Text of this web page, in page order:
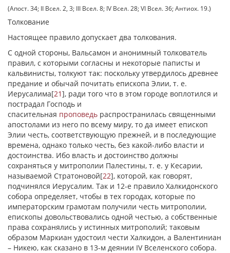
(Апост. 34; II Всел. 2, 3; III Всел. 8; IV Всел. 28; VI Всел. 36; Антиох. 19.)
Толкование
Настоящее правило допускает два толкования.
С одной стороны, Вальсамон и анонимный толкователь
правил, с которыми согласны и некоторые паписты и
кальвинисты, толкуют так: поскольку утвердилось древнее
предание и обычай почитать епископа Элии, т. е.
Иерусалима[21], ради того что в этом городе воплотился и
пострадал Господь и
спасительная проповедь распространилась священными
апостолами из него по всему миру, то да имеет епископ
Элии честь, соответствующую прежней, и в последующие
времена, однако только честь, без какой-либо власти и
достоинства. Ибо власть и достоинство должны
сохраняться у митрополии Палестины, т. е. у Кесарии,
называемой Стратоновой[22], которой, как говорят,
подчинялся Иерусалим. Так и 12-е правило Халкидонского
собора определяет, чтобы в тех городах, которые по
императорским грамотам получили честь митрополии,
епископы довольствовались одной честью, а собственные
права сохранялись у истинных митрополий; таковым
образом Маркиан удостоил чести Халкидон, а Валентиниан
– Никею, как сказано в 13-м деянии IV Вселенского собора.